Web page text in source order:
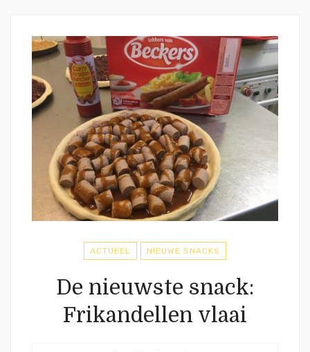
ACTUEEL NIEUWE SNACKS
De nieuwste snack:
Frikandellen vlaai